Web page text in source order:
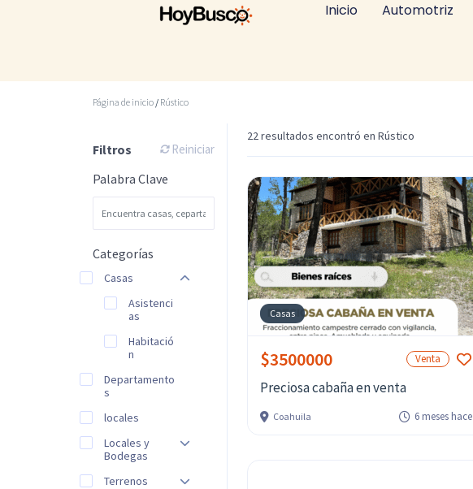
Inicio Automotriz
Página de inicio / Rústico
Filtros Reiniciar
Palabra Clave
Categorías
Casas
Asistenci
as
Habitació
n
Departamento
s
locales
Locales y
Bodegas
Terrenos
22 resultados encontró en Rústico
Casas
$3500000 Venta
Preciosa cabaña en venta
Coahuila 6 meses hace